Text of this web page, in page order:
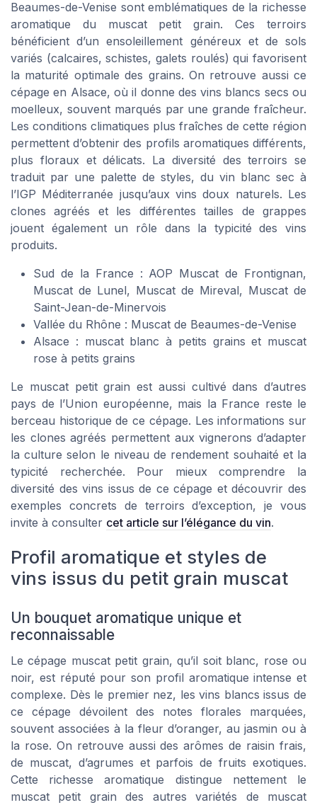
Beaumes-de-Venise sont emblématiques de la richesse
aromatique du muscat petit grain. Ces terroirs
bénéficient d’un ensoleillement généreux et de sols
variés (calcaires, schistes, galets roulés) qui favorisent
la maturité optimale des grains. On retrouve aussi ce
cépage en Alsace, où il donne des vins blancs secs ou
moelleux, souvent marqués par une grande fraîcheur.
Les conditions climatiques plus fraîches de cette région
permettent d’obtenir des profils aromatiques différents,
plus floraux et délicats. La diversité des terroirs se
traduit par une palette de styles, du vin blanc sec à
l’IGP Méditerranée jusqu’aux vins doux naturels. Les
clones agréés et les différentes tailles de grappes
jouent également un rôle dans la typicité des vins
produits.
Sud de la France : AOP Muscat de Frontignan,
Muscat de Lunel, Muscat de Mireval, Muscat de
Saint-Jean-de-Minervois
Vallée du Rhône : Muscat de Beaumes-de-Venise
Alsace : muscat blanc à petits grains et muscat
rose à petits grains
Le muscat petit grain est aussi cultivé dans d’autres
pays de l’Union européenne, mais la France reste le
berceau historique de ce cépage. Les informations sur
les clones agréés permettent aux vignerons d’adapter
la culture selon le niveau de rendement souhaité et la
typicité recherchée. Pour mieux comprendre la
diversité des vins issus de ce cépage et découvrir des
exemples concrets de terroirs d’exception, je vous
invite à consulter cet article sur l’élégance du vin.
Profil aromatique et styles de
vins issus du petit grain muscat
Un bouquet aromatique unique et
reconnaissable
Le cépage muscat petit grain, qu’il soit blanc, rose ou
noir, est réputé pour son profil aromatique intense et
complexe. Dès le premier nez, les vins blancs issus de
ce cépage dévoilent des notes florales marquées,
souvent associées à la fleur d’oranger, au jasmin ou à
la rose. On retrouve aussi des arômes de raisin frais,
de muscat, d’agrumes et parfois de fruits exotiques.
Cette richesse aromatique distingue nettement le
muscat petit grain des autres variétés de muscat